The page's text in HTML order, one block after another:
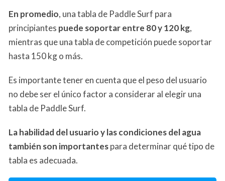
En promedio, una tabla de Paddle Surf para
principiantes puede soportar entre 80 y 120 kg,
mientras que una tabla de competición puede soportar
hasta 150 kg o más.
Es importante tener en cuenta que el peso del usuario
no debe ser el único factor a considerar al elegir una
tabla de Paddle Surf.
La habilidad del usuario y las condiciones del agua
también son importantespara determinar qué tipo de
tabla es adecuada.